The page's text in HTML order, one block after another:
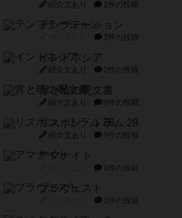
紹介文あり 1件の投稿
テンプテーション
2件の投稿
インドネシア
紹介文あり 2件の投稿
宵と暁の呪文書
紹介文あり 8件の投稿
リスボン・トラム 28
紹介文あり 9件の投稿
アマナイト
1件の投稿
ブラヴェスト
1件の投稿